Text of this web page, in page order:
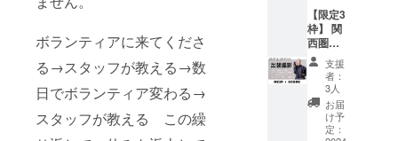
ボランティアに来てくださ
る→スタッフが教える→数
日でボランティア変わる→
スタッフが教える この繰
付けで
思考と
心も片
付け ・
禅から
学ぶ掃
除の極
意 ・エ
レナの
なキャ
ンプタ
イムを
過ごし
ません
か？ 貸
切最大
人数は
４０
ほか、
過去に
登壇し
たトー
クライ
ブの
アーカ
イブ動
画や、
四角大
スと
なった
四角大
輔の人
生デザ
イン学
メソッ
ド(人生
哲学の
流儀と
業の良
いとこ
ろと現
代の技
術を用
い、お
いしい
お米作
りに挑
もらえ
る大人
を増や
すこと
を コン
セプト
に六本
木マハ
ラジャ
【限定3
枠】 関
西圏限
定
photon
co出張
撮影 3
カット
（レ
支援
者：
3人
お届
け予
定：